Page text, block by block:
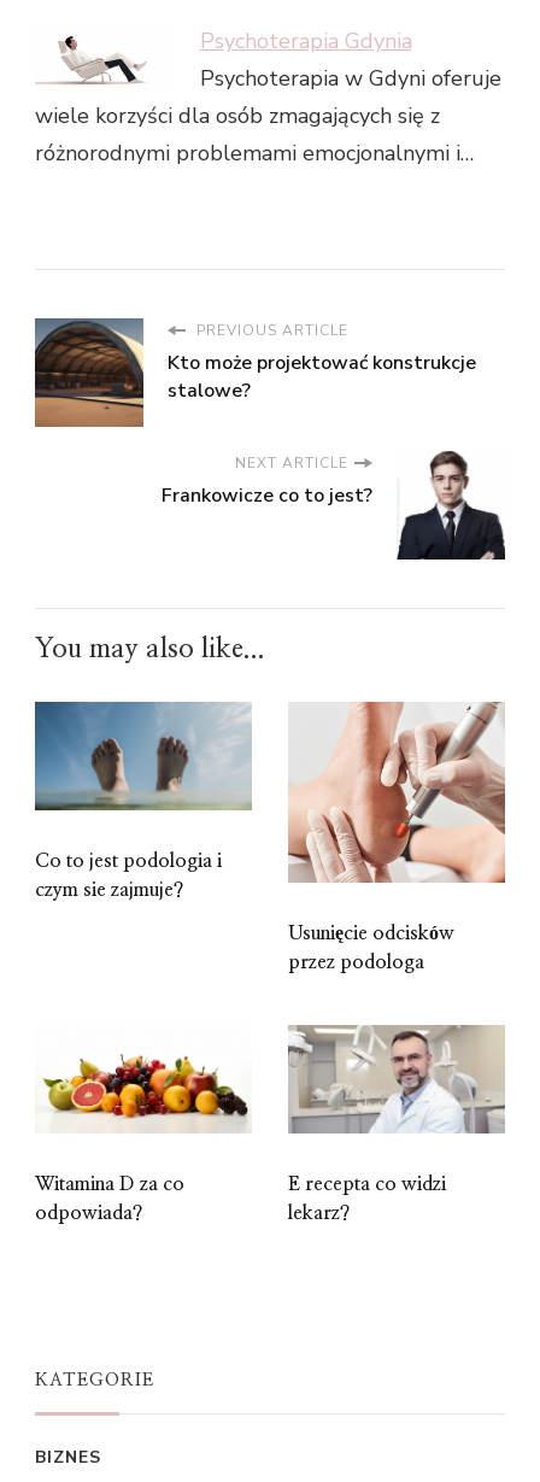
Psychoterapia Gdynia
Psychoterapia w Gdyni oferuje
wiele korzyści dla osób zmagających się z
różnorodnymi problemami emocjonalnymi i…
PREVIOUS ARTICLE
Kto może projektować konstrukcje
stalowe?
NEXT ARTICLE
Frankowicze co to jest?
You may also like...
Co to jest podologia i
czym sie zajmuje?
Usunięcie odcisków
przez podologa
Witamina D za co
odpowiada?
E recepta co widzi
lekarz?
KATEGORIE
BIZNES